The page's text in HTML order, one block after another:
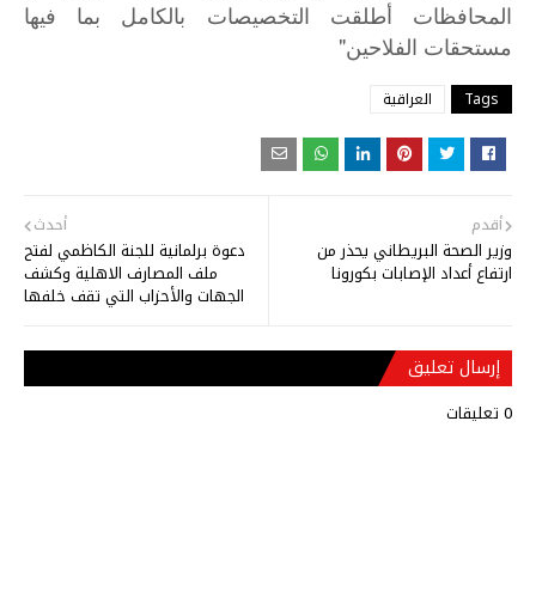
المحافظات
أطلقت التخصيصات بالكامل بما
فيها
مستحقات الفلاحين"
Tags العراقية
أحدث
دعوة برلمانية للجنة الكاظمي لفتح
ملف المصارف الاهلية وكشف
الجهات والأحزاب التي تقف خلفها
أقدم
وزير الصحة البريطاني يحذر من
ارتفاع أعداد الإصابات بكورونا
إرسال تعليق
0 تعليقات